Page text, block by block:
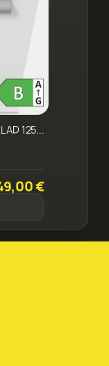
AD 125...
€